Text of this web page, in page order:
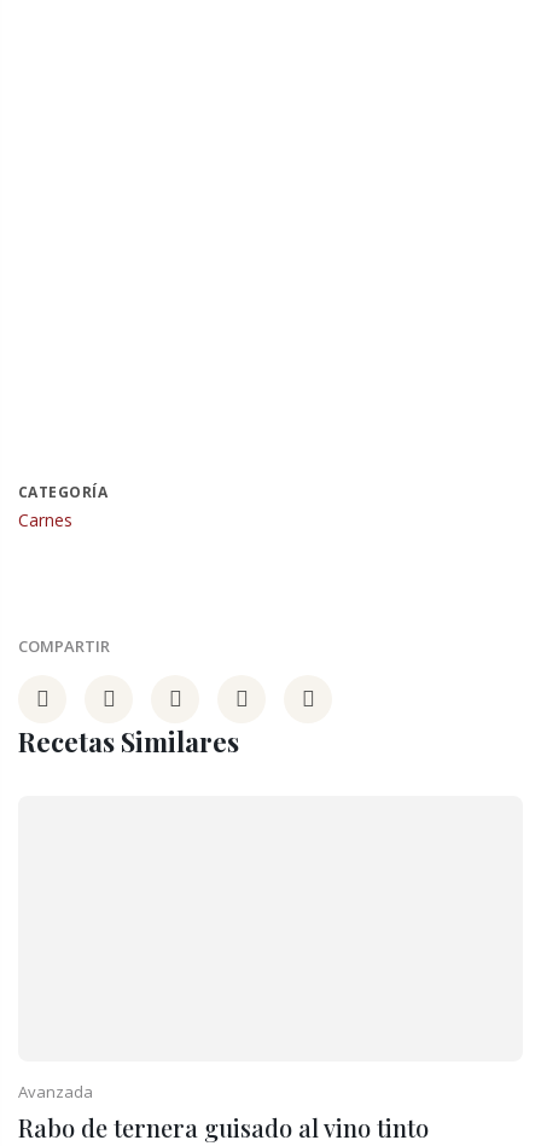
CATEGORÍA
Carnes
COMPARTIR
Recetas Similares
Avanzada
Rabo de ternera guisado al vino tinto